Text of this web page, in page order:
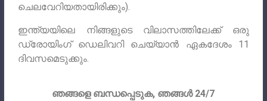
ചെലവേറിയതായിരിക്കും).
ഇന്ത്യയിലെ നിങ്ങളുടെ വിലാസത്തിലേക്ക് ഒരു
ഡ്രോയിംഗ് ഡെലിവറി ചെയ്യാൻ ഏകദേശം 11
ദിവസമെടുക്കും.
ഞങ്ങളെ ബന്ധപ്പെടുക, ഞങ്ങൾ 24/7